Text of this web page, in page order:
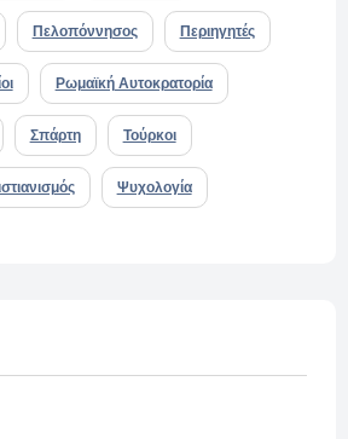
Πελοπόννησος Περιηγητές
Ρωμαϊκή Αυτοκρατορία
Σπάρτη Τούρκοι
Ψυχολογία